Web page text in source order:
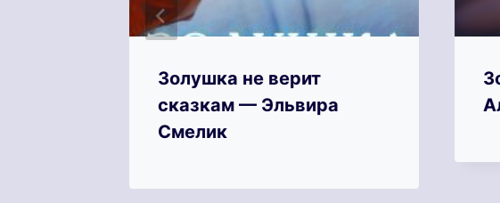
Золушка не верит
сказкам — Эльвира
Смелик